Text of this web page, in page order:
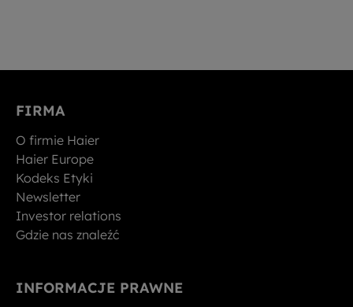
FIRMA
O firmie Haier
Haier Europe
Kodeks Etyki
Newsletter
Investor relations
Gdzie nas znaleźć
INFORMACJE PRAWNE